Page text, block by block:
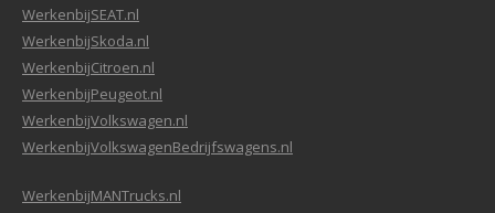
WerkenbijSEAT.nl
WerkenbijSkoda.nl
WerkenbijCitroen.nl
WerkenbijPeugeot.nl
WerkenbijVolkswagen.nl
WerkenbijVolkswagenBedrijfswagens.nl
WerkenbijMANTrucks.nl